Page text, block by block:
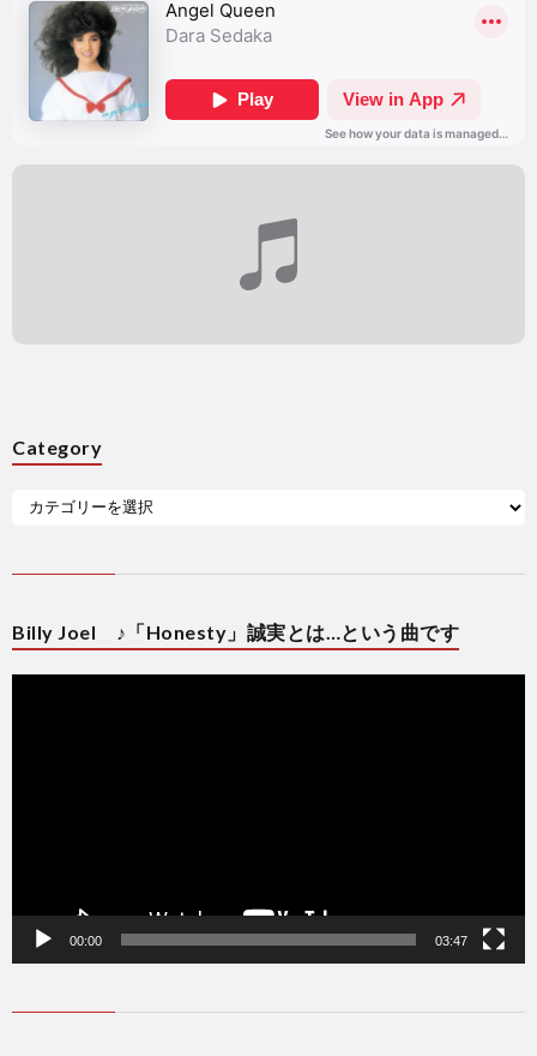
Category
Billy Joel ♪「Honesty」誠実とは…という曲です
動
00:00 03:47